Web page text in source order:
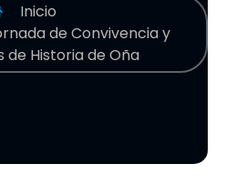
Inicio
de Convivencia y
de Historia de Oña